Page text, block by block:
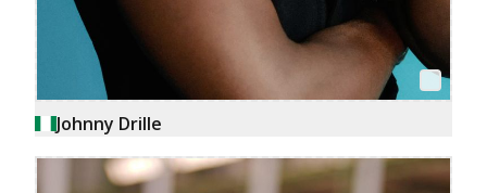
Johnny Drille